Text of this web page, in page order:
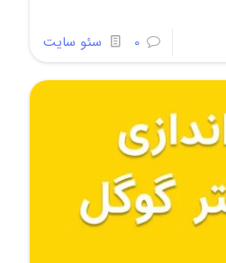
0 سئو سایت